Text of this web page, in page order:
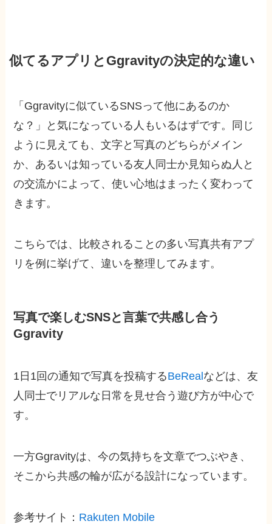
似てるアプリとGgravityの決定的な違い
「Ggravityに似ているSNSって他にあるのか
な？」と気になっている人もいるはずです。同じ
ように見えても、文字と写真のどちらがメイン
か、あるいは知っている友人同士か見知らぬ人と
の交流かによって、使い心地はまったく変わって
きます。
こちらでは、比較されることの多い写真共有アプ
リを例に挙げて、違いを整理してみます。
写真で楽しむSNSと言葉で共感し合う
Ggravity
1日1回の通知で写真を投稿するBeRealなどは、友
人同士でリアルな日常を見せ合う遊び方が中心で
す。
一方Ggravityは、今の気持ちを文章でつぶやき、
そこから共感の輪が広がる設計になっています。
参考サイト： Rakuten Mobile